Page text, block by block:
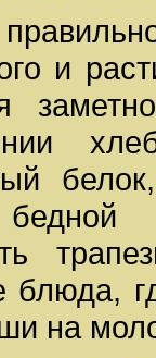
и
блюда,
на